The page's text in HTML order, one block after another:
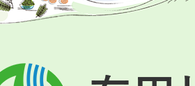
有